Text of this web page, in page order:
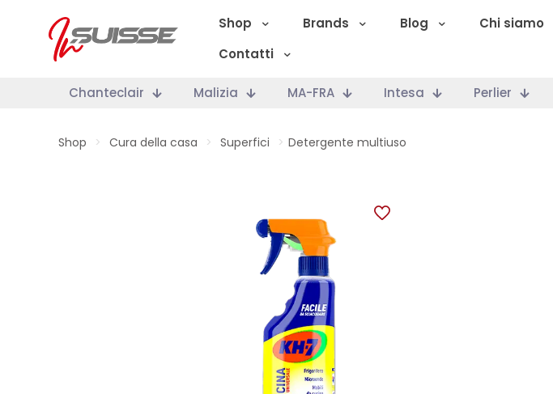
Shop Brands Blog
Chi siamo
Contatti
Chanteclair Malizia MA-FRA Intesa Perlier
Shop > Cura della casa > Superfici > Detergente multiuso